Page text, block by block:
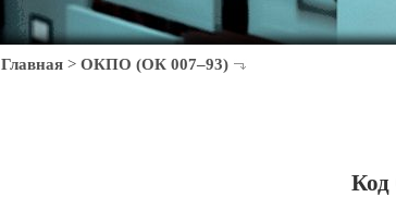
Главная > ОКПО (ОК 007–93)